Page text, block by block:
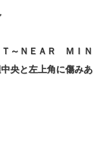
～ＮＥＡＲ ＭＩＮ
央と左上角に傷みあ